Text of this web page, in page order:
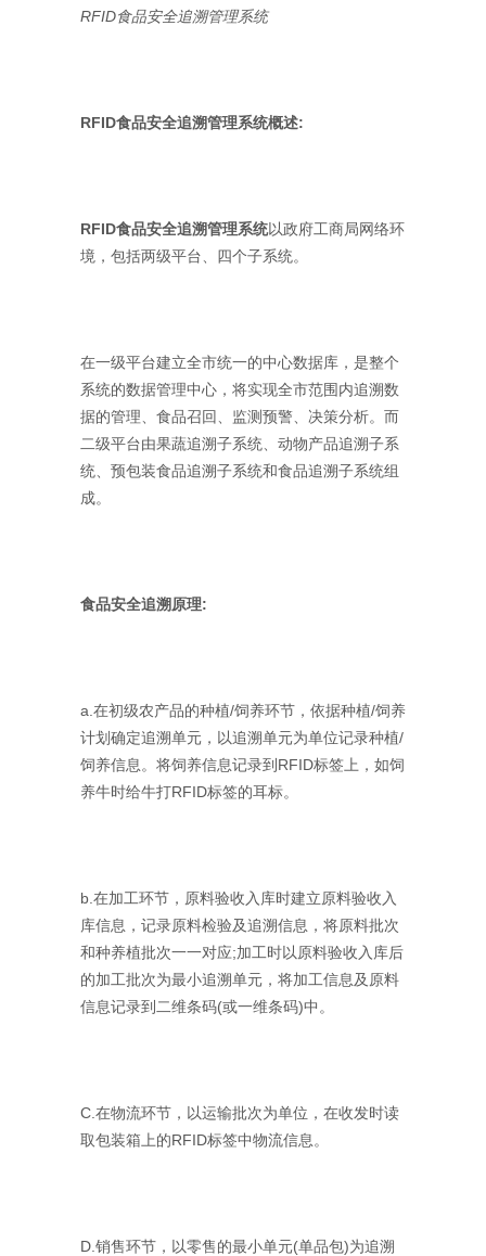
RFID食品安全追溯管理系统
RFID食品安全追溯管理系统概述:
RFID食品安全追溯管理系统以政府工商局网络环
境，包括两级平台、四个子系统。
在一级平台建立全市统一的中心数据库，是整个
系统的数据管理中心，将实现全市范围内追溯数
据的管理、食品召回、监测预警、决策分析。而
二级平台由果蔬追溯子系统、动物产品追溯子系
统、预包装食品追溯子系统和食品追溯子系统组
成。
食品安全追溯原理:
a.在初级农产品的种植/饲养环节，依据种植/饲养
计划确定追溯单元，以追溯单元为单位记录种植/
饲养信息。将饲养信息记录到RFID标签上，如饲
养牛时给牛打RFID标签的耳标。
b.在加工环节，原料验收入库时建立原料验收入
库信息，记录原料检验及追溯信息，将原料批次
和种养植批次一一对应;加工时以原料验收入库后
的加工批次为最小追溯单元，将加工信息及原料
信息记录到二维条码(或一维条码)中。
C.在物流环节，以运输批次为单位，在收发时读
取包装箱上的RFID标签中物流信息。
D.销售环节，以零售的最小单元(单品包)为追溯